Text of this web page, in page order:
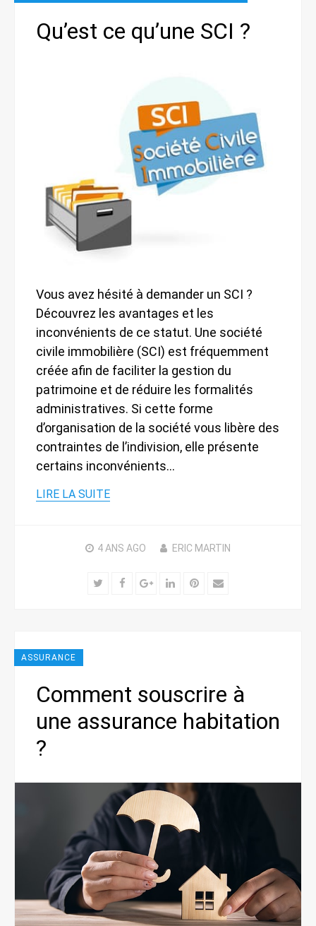
Qu’est ce qu’une SCI ?
Vous avez hésité à demander un SCI ?
Découvrez les avantages et les
inconvénients de ce statut. Une société
civile immobilière (SCI) est fréquemment
créée afin de faciliter la gestion du
patrimoine et de réduire les formalités
administratives. Si cette forme
d’organisation de la société vous libère des
contraintes de l’indivision, elle présente
certains inconvénients…
LIRE LA SUITE
4 ANS AGO ERIC MARTIN
TwitterFacebookGoogle+
LinkedInPinterest
Email
ASSURANCE
Comment souscrire à
une assurance habitation
?